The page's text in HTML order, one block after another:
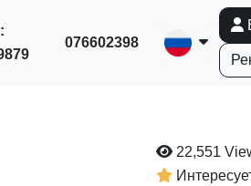
076602398
22,551